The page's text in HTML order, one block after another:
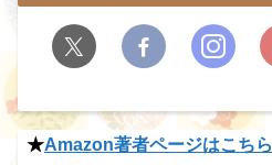
★Amazon著者ページはこちら